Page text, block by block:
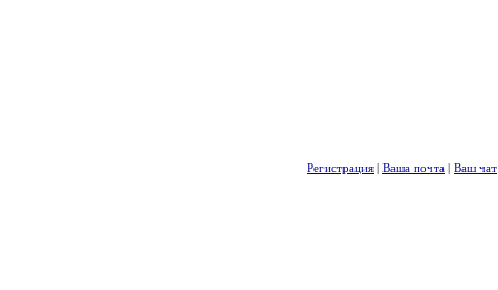
Регистрация | Ваша почта | Ваш чат